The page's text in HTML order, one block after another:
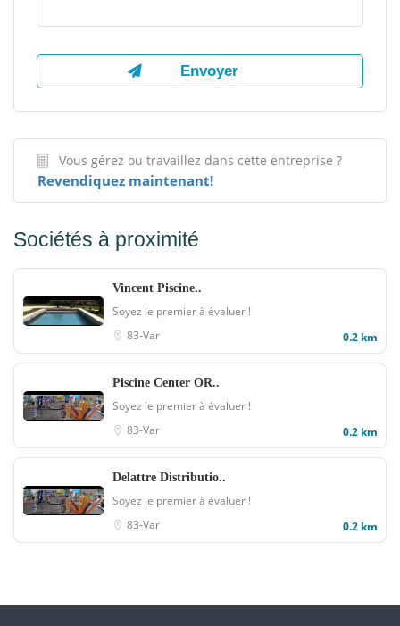
Vous gérez ou travaillez dans cette entreprise ?
Revendiquez maintenant!
Sociétés à proximité
Vincent Piscine..
Soyez le premier à évaluer !
83-Var
0.2 km
Piscine Center OR..
Soyez le premier à évaluer !
83-Var
0.2 km
Delattre Distributio..
Soyez le premier à évaluer !
83-Var
0.2 km